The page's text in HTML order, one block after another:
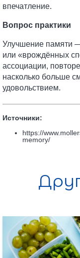
впечатление.
Вопрос практики
Улучшение памяти —
или «врождённых
ассоциации,
насколько больше
удовольствием.
Источники:
https://
memory/